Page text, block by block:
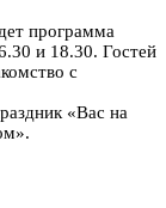
программа
и 18.30. Гостей
с
«Вас на